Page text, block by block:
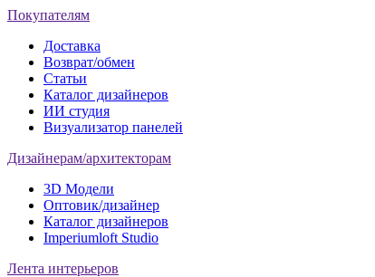
Покупателям
Доставка
Возврат/обмен
Статьи
Каталог дизайнеров
ИИ студия
Визуализатор панелей
Дизайнерам/архитекторам
3D Модели
Оптовик/дизайнер
Каталог дизайнеров
Imperiumloft Studio
Лента интерьеров